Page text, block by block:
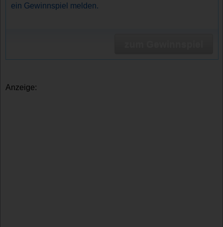
ein Gewinnspiel melden.
Anzeige: